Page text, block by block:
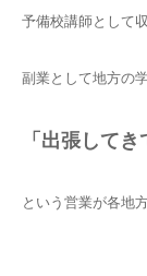
予備校講師として
副業として地方の
「出張してき
という営業が各地